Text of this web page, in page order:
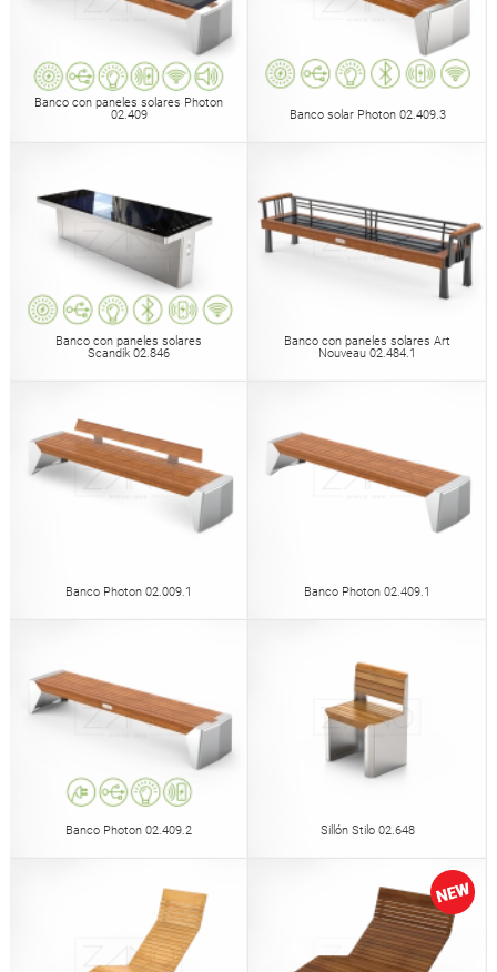
Banco con paneles solares Photon
02.409
Banco solar Photon 02.409.3
Banco con paneles solares
Scandik 02.846
Banco con paneles solares Art
Nouveau 02.484.1
Banco Photon 02.009.1 Banco Photon 02.409.1
Banco Photon 02.409.2 Sillón Stilo 02.648